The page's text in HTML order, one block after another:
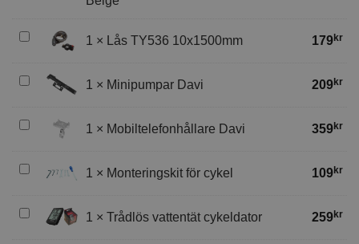
på
Beige
Lås
10x1500mm
1 × Lås TY536 10x1500mm 179kr
Minipumpar
1 × Minipumpar Davi 209kr
Mobiltelefonhållare
1 × Mobiltelefonhållare Davi 359kr
Monteringskit
1 × Monteringskit för cykel 109kr
Trådlös
1 × Trådlös vattentät cykeldator 259kr